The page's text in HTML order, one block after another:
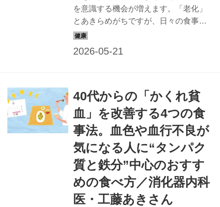
を意識する機会が増えます。「老化」
とあきらめがちですが、日々の食事で
改善できるかもしれません。消化器内
年6月号掲載）
40代からの「かくれ貧
血」を改善する4つの食
事法。血色や血行不良が
気になる人に“タンパク
質と鉄分”中心のおすす
めの食べ方／消化器内科
医・工藤あきさん